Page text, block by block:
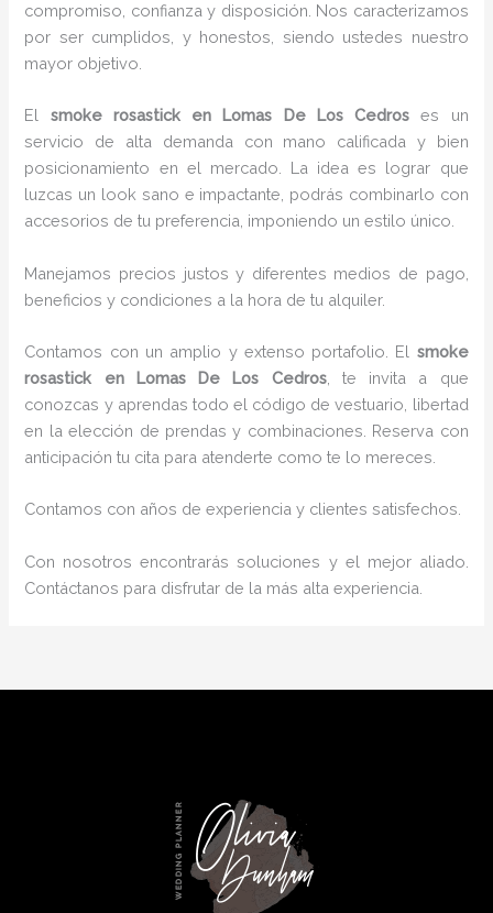
compromiso, confianza y disposición. Nos caracterizamos
por ser cumplidos, y honestos, siendo ustedes nuestro
mayor objetivo.
El smoke rosasticken Lomas De Los Cedroses un
servicio de alta demanda con mano calificada y bien
posicionamiento en el mercado. La idea es lograr que
luzcas un look sano e impactante, podrás combinarlo con
accesorios de tu preferencia, imponiendo un estilo único.
Manejamos precios justos y diferentes medios de pago,
beneficios y condiciones a la hora de tu alquiler.
Contamos con un amplio y extenso portafolio. El smoke
rosastick en Lomas De Los Cedros, te invita a que
conozcas y aprendas todo el código de vestuario, libertad
en la elección de prendas y combinaciones. Reserva con
anticipación tu cita para atenderte como te lo mereces.
Contamos con años de experiencia y clientes satisfechos.
Con nosotros encontrarás soluciones y el mejor aliado.
Contáctanos para disfrutar de la más alta experiencia.